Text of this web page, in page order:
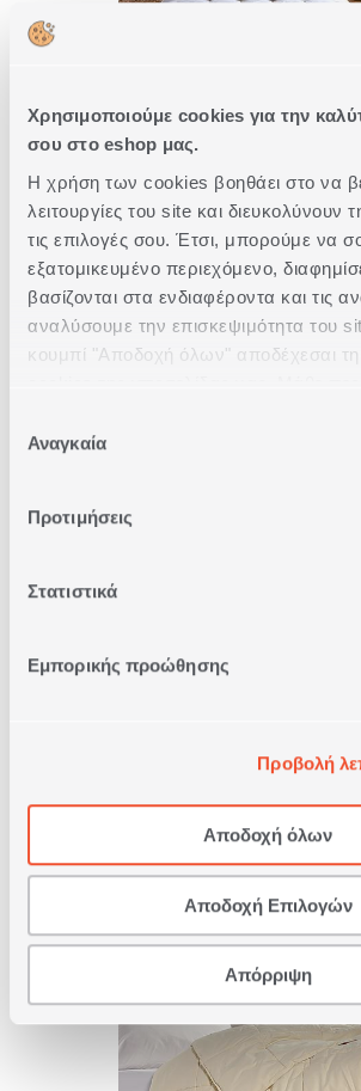
Χρησιμοποιούμε cookies για την
σου στο eshop μας.
Η χρήση των cookies βοηθάει στο να
λειτουργίες του site και διευκολύνουν
τις επιλογές σου. Έτσι, μπορούμε να
εξατομικευμένο περιεχόμενο,
βασίζονται στα ενδιαφέροντα και τις
αναλύσουμε την επισκεψιμότητα του
κουμπί "Αποδοχή όλων" αποδέχεσαι
"Προσαρμογή".
συγκατάθεσης
Αναγκαία
Προτιμήσεις
Στατιστικά
Εμπορικής προώθησης
Προβολή
Αποδοχή όλων
Αποδοχή Επιλογών
Απόρριψη
ΠΑΠΛΩΜΑ ΥΠΕΡΔΙΠΛΟ
ΠΟΥΠΟΥΛΟ ΠΑΠΙΑΣ 240X220
ΣΕ 1
295,00€
ΑΓΟΡΑ
ΠΑΠΛΩΜΑ ΚΟΥΝΙΑΣ
ΑΓΟΡΑ